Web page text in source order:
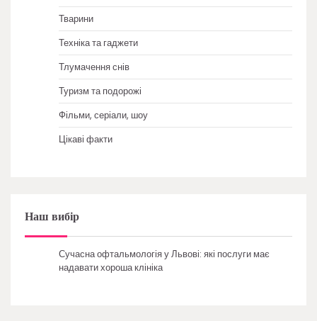
Тварини
Техніка та гаджети
Тлумачення снів
Туризм та подорожі
Фільми, серіали, шоу
Цікаві факти
Наш вибір
Сучасна офтальмологія у Львові: які послуги має
надавати хороша клініка